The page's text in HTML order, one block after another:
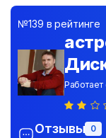
№139 в рейтинге
Работает
Отзывы 0